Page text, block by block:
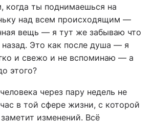
когда ты поднимаешься на
над всем происходящим —
вещь — я тут же забываю что
Это как после душа — я
и свежо и не вспоминаю — а
этого?
через пару недель не
в той сфере жизни, с которой
изменений. Всё